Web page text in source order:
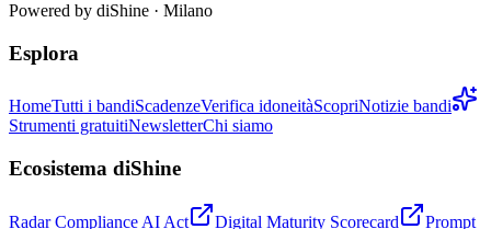
Powered by diShine · Milano
Esplora
HomeTutti i bandiScadenzeVerifica idoneitàScopriNotizie bandi
Strumenti gratuitiNewsletterChi siamo
Ecosistema diShine
Radar Compliance AI Act Digital Maturity Scorecard Prompt